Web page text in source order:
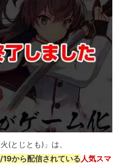
(とじとも)」は、
から配信されている人気スマ